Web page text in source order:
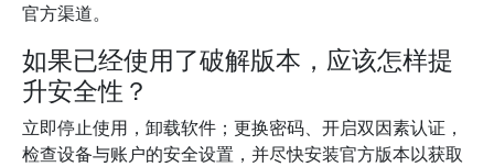
官方渠道。
如果已经使用了破解版本，应该怎样提
升安全性？
立即停止使用，卸载软件；更换密码、开启双因素认证，
检查设备与账户的安全设置，并尽快安装官方版本以获取